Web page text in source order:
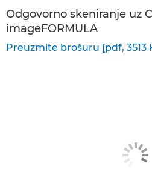
Odgovorno skeniranje uz
imageFORMULA
Preuzmite brošuru [pdf, 3513